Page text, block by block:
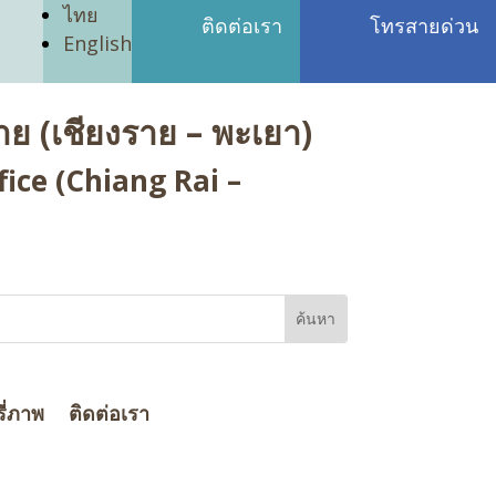
ไทย
English
ติดต่อเรา โทรสายด่วน
(เชียงราย – พะเยา)
(Chiang Rai –
ภาพ ติดต่อเรา